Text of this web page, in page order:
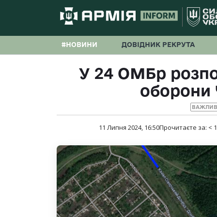
#НОВИНИ ДОВІДНИК РЕКРУТА
У 24 ОМБр
оборони
11 Липня 2024, 16:50Прочитаєте за: < 1